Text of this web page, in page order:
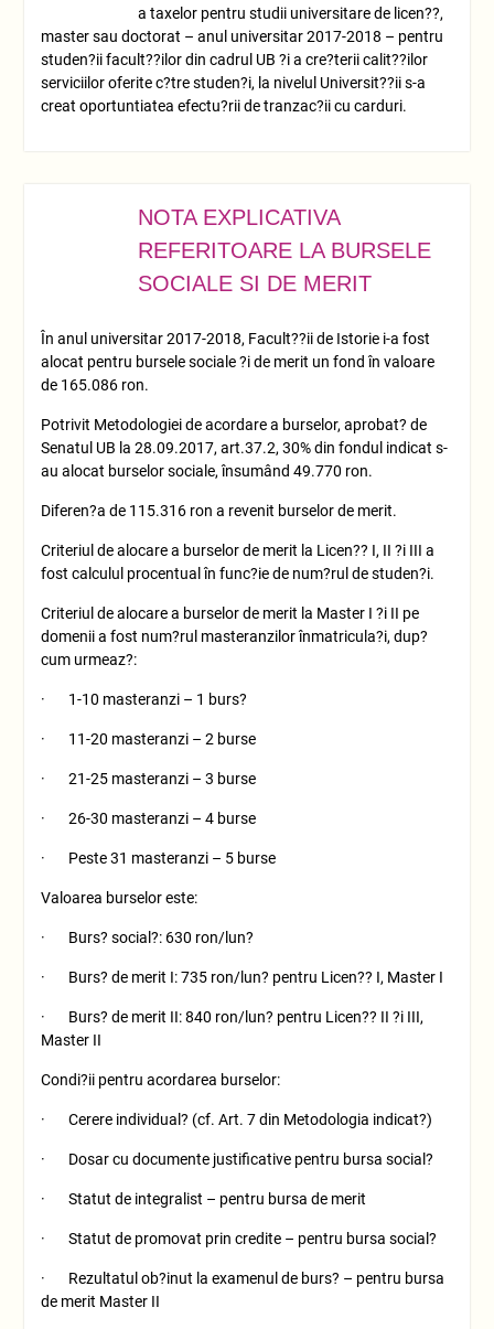
a taxelor pentru studii universitare de licen??,
master sau doctorat – anul universitar 2017-2018 – pentru
studen?ii facult??ilor din cadrul UB ?i a cre?terii calit??ilor
serviciilor oferite c?tre studen?i, la nivelul Universit??ii s-a
creat oportuntiatea efectu?rii de tranzac?ii cu carduri.
NOTA EXPLICATIVA
REFERITOARE LA BURSELE
SOCIALE SI DE MERIT
În anul universitar 2017-2018, Facult??ii de Istorie i-a fost
alocat pentru bursele sociale ?i de merit un fond în valoare
de 165.086 ron.
Potrivit Metodologiei de acordare a burselor, aprobat? de
Senatul UB la 28.09.2017, art.37.2, 30% din fondul indicat s-
au alocat burselor sociale, însumând 49.770 ron.
Diferen?a de 115.316 ron a revenit burselor de merit.
Criteriul de alocare a burselor de merit la Licen?? I, II ?i III a
fost calculul procentual în func?ie de num?rul de studen?i.
Criteriul de alocare a burselor de merit la Master I ?i II pe
domenii a fost num?rul masteranzilor înmatricula?i, dup?
cum urmeaz?:
· 1-10 masteranzi – 1 burs?
· 11-20 masteranzi – 2 burse
· 21-25 masteranzi – 3 burse
· 26-30 masteranzi – 4 burse
· Peste 31 masteranzi – 5 burse
Valoarea burselor este:
· Burs? social?: 630 ron/lun?
· Burs? de merit I: 735 ron/lun? pentru Licen?? I, Master I
· Burs? de merit II: 840 ron/lun? pentru Licen?? II ?i III,
Master II
Condi?ii pentru acordarea burselor:
· Cerere individual? (cf. Art. 7 din Metodologia indicat?)
· Dosar cu documente justificative pentru bursa social?
· Statut de integralist – pentru bursa de merit
· Statut de promovat prin credite – pentru bursa social?
· Rezultatul ob?inut la examenul de burs? – pentru bursa
de merit Master II